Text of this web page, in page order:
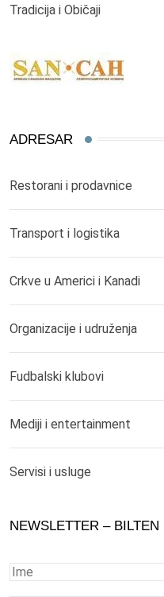
Tradicija i Običaji
ADRESAR
Restorani i prodavnice
Transport i logistika
Crkve u Americi i Kanadi
Organizacije i udruženja
Fudbalski klubovi
Mediji i entertainment
Servisi i usluge
NEWSLETTER – BILTEN